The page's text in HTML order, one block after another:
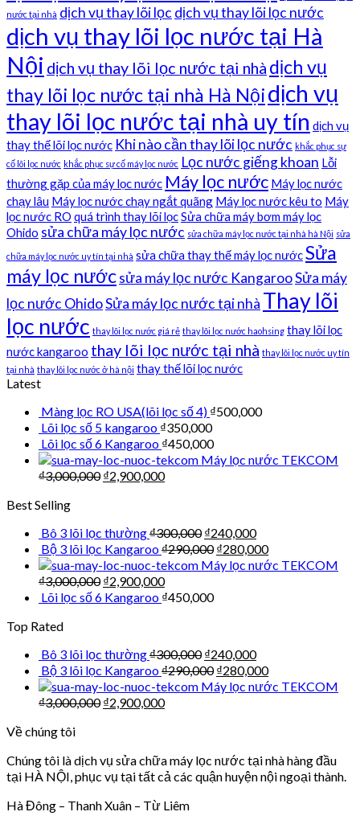
nước tại nhà dịch vụ thay lõi lọc dịch vụ thay lõi lọc nước
dịch vụ thay lõi lọc nước tại Hà
Nội dịch vụ thay lõi lọc nước tại nhà dịch vụ
thay lõi lọc nước tại nhà Hà Nộidịch vụ
thay lõi lọc nước tại nhà uy tín dịch vụ
thay thế lõi lọc nước Khi nào cần thay lõi lọc nước khắc phục sự
cố lõi lọc nước khắc phục sự cố máy lọc nước Lọc nước giếng khoan Lỗi
thường gặp của máy lọc nước Máy lọc nước Máy lọc nước
chạy lâu Máy lọc nước chạy ngắt quãng Máy lọc nước kêu to Máy
lọc nước RO quá trình thay lõi lọcSửa chữa máy bơm máy lọc
Ohido sửa chữa máy lọc nước sửa chữa máy lọc nước tại nhà hà Nội sửa
chữa máy lọc nước uy tín tại nhà sửa chữa thay thế máy lọc nướcSửa
máy lọc nướcsửa máy lọc nước KangarooSửa máy
lọc nước OhidoSửa máy lọc nước tại nhà Thay lõi
lọc nước thay lõi lọc nước giá rẻ thay lõi lọc nước haohsing thay lõi lọc
nước kangaroo thay lõi lọc nước tại nhà thay lõi lọc nước uy tín
tại nhà thay lõi lọc nước ở hà nội thay thế lõi lọc nước
Latest
Màng lọc RO USA(lõi lọc số 4) ₫500,000
Lõi lọc số 5 kangaroo ₫350,000
Lõi lọc số 6 Kangaroo ₫450,000
Máy lọc nước TEKCOM
₫3,000,000 ₫2,900,000
Best Selling
Bô 3 lõi lọc thường₫300,000 ₫240,000
Bộ 3 lõi lọc Kangaroo₫290,000 ₫280,000
Máy lọc nước TEKCOM
₫3,000,000 ₫2,900,000
Lõi lọc số 6 Kangaroo ₫450,000
Top Rated
Bô 3 lõi lọc thường₫300,000 ₫240,000
Bộ 3 lõi lọc Kangaroo₫290,000 ₫280,000
Máy lọc nước TEKCOM
₫3,000,000 ₫2,900,000
Về chúng tôi
Chúng tôi là dịch vụ sửa chữa máy lọc nước tại nhà hàng đầu
tại HÀ NỘI, phục vụ tại tất cả các quận huyện nội ngoại thành.
Hà Đông – Thanh Xuân – Từ Liêm